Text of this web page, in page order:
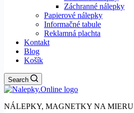
Záchranné nálepky
Papierové nálepky
Informačné tabule
Reklamná plachta
Kontakt
Blog
Košík
Search
NÁLEPKY, MAGNETKY NA MIERU